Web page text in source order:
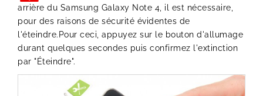
arrière du Samsung Galaxy Note 4, il est nécessaire,
pour des raisons de sécurité évidentes de
l'éteindre.Pour ceci, appuyez sur le bouton d'allumage
durant quelques secondes puis confirmez l'extinction
par "Éteindre".